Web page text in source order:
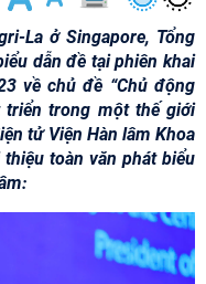
La ở Singapore, Tổng
dẫn đề tại phiên khai
về chủ đề “Chủ động
trong một thế giới
tử Viện Hàn lâm Khoa
toàn văn phát biểu